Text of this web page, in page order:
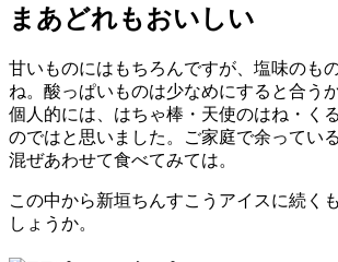
まあどれもおいしい
甘いものにはもちろんですが、塩味のも
ね。酸っぱいものは少なめにすると合う
個人的には、はちゃ棒・天使のはね・く
のではと思いました。ご家庭で余ってい
混ぜあわせて食べてみては。
この中から新垣ちんすこうアイスに続く
しょうか。